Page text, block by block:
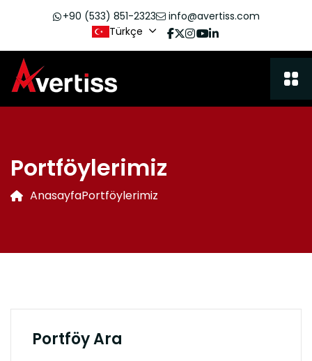
+90 (533) 851-2323
info@avertiss.com
Türkçe
Portföylerimiz
AnasayfaPortföylerimiz
Portföy Ara